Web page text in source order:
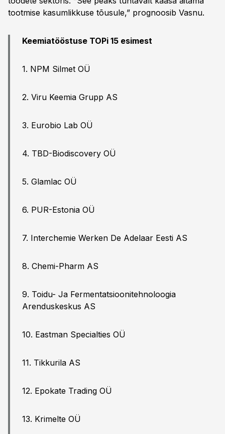
tootmise kasumlikkuse tõusule,” prognoosib Vasnu.
Keemiatööstuse TOPi 15 esimest
1. NPM Silmet OÜ
2. Viru Keemia Grupp AS
3. Eurobio Lab OÜ
4. TBD-Biodiscovery OÜ
5. Glamlac OÜ
6. PUR-Estonia OÜ
7. Interchemie Werken De Adelaar Eesti AS
8. Chemi-Pharm AS
9. Toidu- Ja Fermentatsioonitehnoloogia
Arenduskeskus AS
10. Eastman Specialties OÜ
11. Tikkurila AS
12. Epokate Trading OÜ
13. Krimelte OÜ